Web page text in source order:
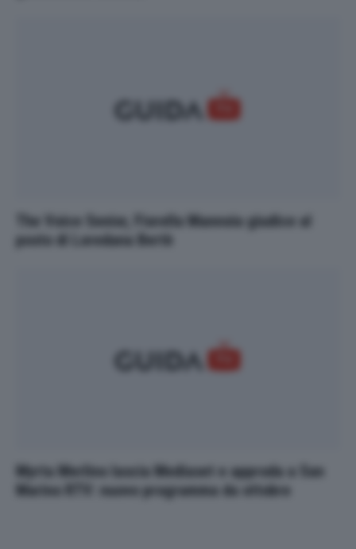
The Voice Senior, Fiorella Mannoia giudice al
posto di Loredana Bertè
Myrta Merlino lascia Mediaset e approda a San
Marino RTV: nuovo programma da ottobre